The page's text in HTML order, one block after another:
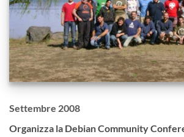
Settembre 2008
Organizza la Debian Community